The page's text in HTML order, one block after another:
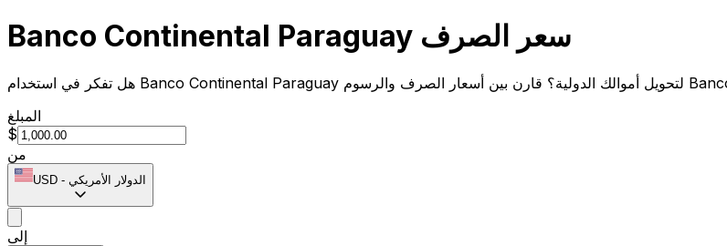
Banco Continental Paraguay سعر الصرف
المبلغ
$
من
USD - الدولار الأمريكي
إلى